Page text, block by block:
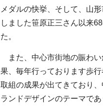
メダルの快挙、そして、山
しました笹原正三さん以来
た。
また、中心市街地の賑わい
果、毎年行っております歩
取組の成果が出てきており
ランドデザインのテーマで